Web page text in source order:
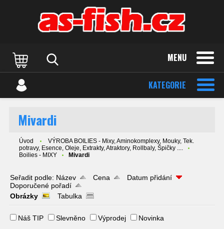
MENU
KATEGORIE
Mivardi
Úvod
VÝROBA BOILIES - Mixy, Aminokomplexy, Mouky, Tek.
potravy, Esence, Oleje, Extrakty, Atraktory, Rollbaly, Špičky ....
Boilies - MIXY
Mivardi
Seřadit podle: Název Cena
Datum přidání
Doporučené pořadí
Obrázky
Tabulka
Náš TIP Slevněno Výprodej
Novinka